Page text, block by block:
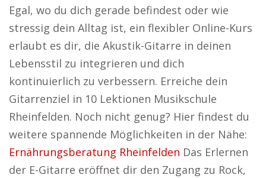
Egal, wo du dich gerade befindest oder wie
stressig dein Alltag ist, ein flexibler Online-Kurs
erlaubt es dir, die Akustik-Gitarre in deinen
Lebensstil zu integrieren und dich
kontinuierlich zu verbessern. Erreiche dein
Gitarrenziel in 10 Lektionen Musikschule
Rheinfelden. Noch nicht genug? Hier findest du
weitere spannende Möglichkeiten in der Nähe:
Ernährungsberatung Rheinfelden Das Erlernen
der E-Gitarre eröffnet dir den Zugang zu Rock,